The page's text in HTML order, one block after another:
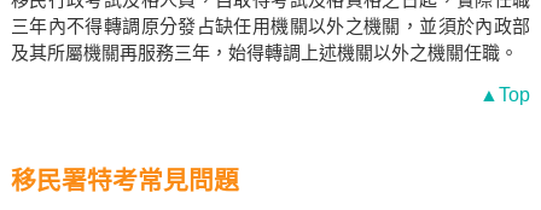
三年內不得轉調原分發占缺任用機關以外之機關，並須於內政部
及其所屬機關再服務三年，始得轉調上述機關以外之機關任職。
▲Top
移民署特考常見問題